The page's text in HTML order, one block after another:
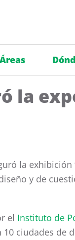
Áreas
la
la exhibición
y de
el Instituto de
10 ciudades